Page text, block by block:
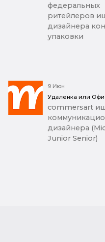
федеральных
ритейлеров
дизайнера
упаковки
9 Июн
Удаленка или
commersart
дизайнера
Junior Senior)